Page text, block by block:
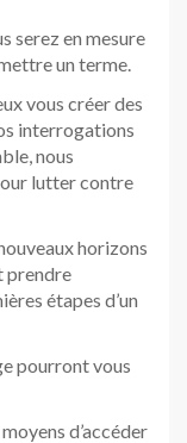
serez en mesure
un terme.
vous créer des
interrogations
nous
lutter contre
horizons
prendre
étapes d’un
pourront vous
d’accéder